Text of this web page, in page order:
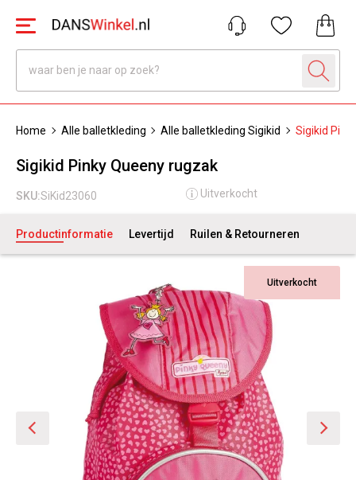
Home Alle balletkleding Alle balletkleding Sigikid Sigikid
Sigikid Pinky Queeny rugzak
SKU:SiKid23060 Uitverkocht
Productinformatie Levertijd Ruilen & Retourneren
Uitverkocht